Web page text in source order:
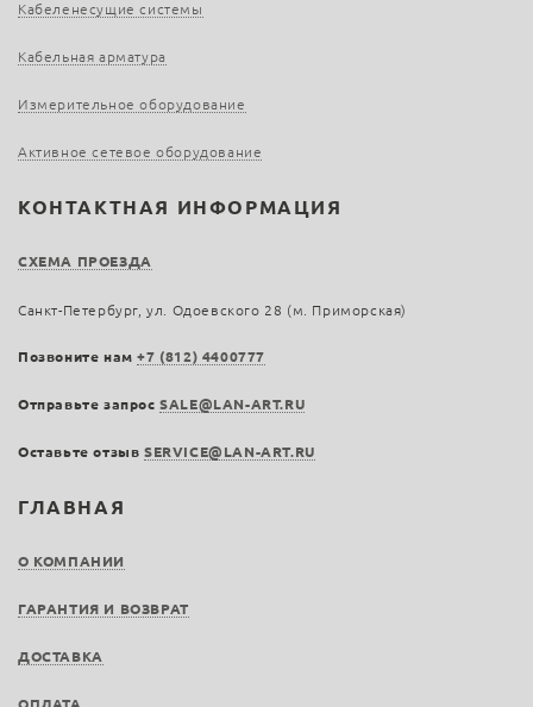
ГЛАВНАЯ
О КОМПАНИИ
ГАРАНТИЯ И ВОЗВРАТ
ДОСТАВКА
Кабеленесущие системы
Кабельная арматура
Измерительное оборудование
Активное сетевое оборудование
КОНТАКТНАЯ ИНФОРМАЦИЯ
СХЕМА ПРОЕЗДА
Санкт-Петербург, ул. Одоевского 28 (м. Приморская)
Позвоните нам+7 (812) 4400777
Отправьте запросSALE@LAN-ART.RU
Оставьте отзыв SERVICE@LAN-ART.RU